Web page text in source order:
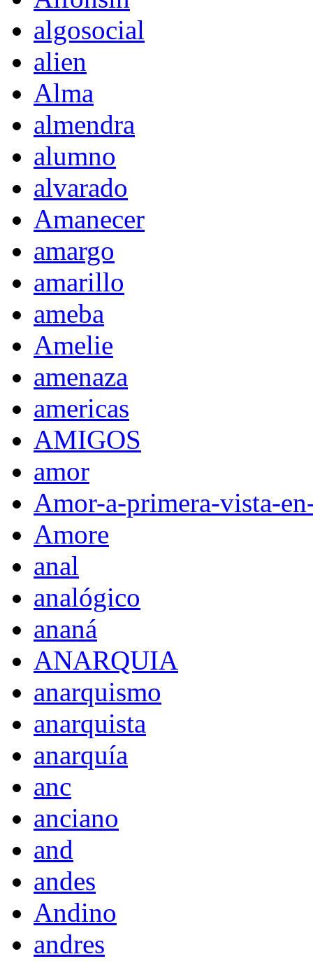
algosocial
alien
Alma
almendra
alumno
alvarado
Amanecer
amargo
amarillo
ameba
Amelie
amenaza
americas
AMIGOS
amor
Amor-a-primera-vista-
Amore
anal
analógico
ananá
ANARQUIA
anarquismo
anarquista
anarquía
anc
anciano
and
andes
Andino
andres